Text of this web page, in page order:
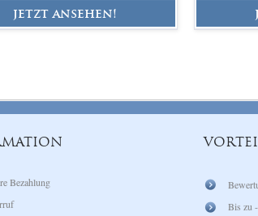
jetzt ansehen!
Bezahlung
Bis zu